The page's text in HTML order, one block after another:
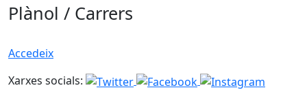
Plànol / Carrers
Accedeix
Xarxes socials: